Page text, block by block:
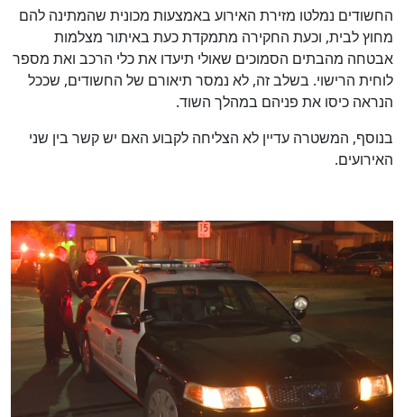
החשודים נמלטו מזירת האירוע באמצעות מכונית שהמתינה להם
מחוץ לבית, וכעת החקירה מתמקדת כעת באיתור מצלמות
אבטחה מהבתים הסמוכים שאולי תיעדו את כלי הרכב ואת מספר
לוחית הרישוי. בשלב זה, לא נמסר תיאורם של החשודים, שככל
הנראה כיסו את פניהם במהלך השוד.
בנוסף, המשטרה עדיין לא הצליחה לקבוע האם יש קשר בין שני
האירועים.